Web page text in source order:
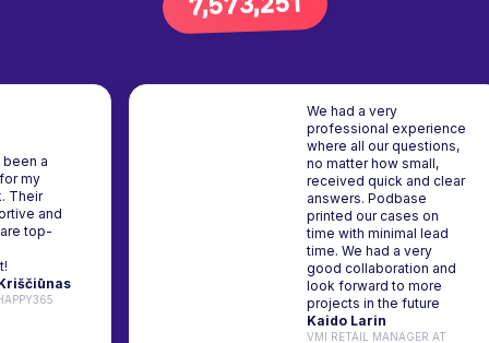
has been a
partner for my
work. Their
is supportive and
are top-
it!
Kriščiūnas
AT HAPPY365
We had a very
professional
where all our
no matter how
received quick
answers. Podbase
printed our cases
time with minimal
time. We had a
good collaboration
look forward to
projects in the
Kaido Larin
VMI RETAIL